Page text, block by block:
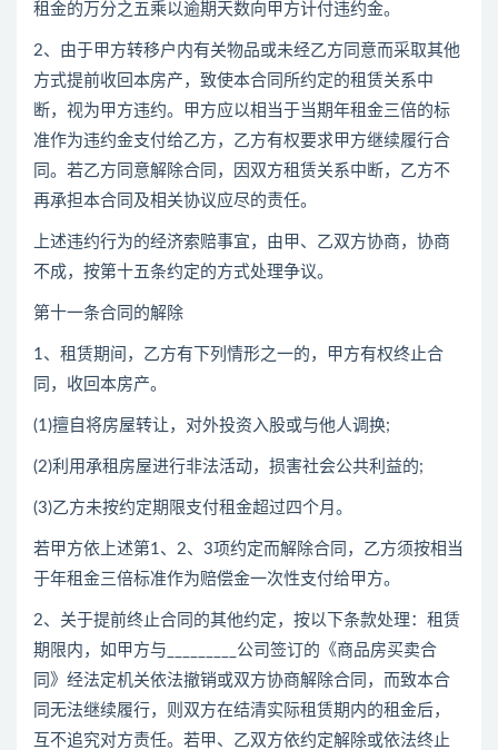
租金的万分之五乘以逾期天数向甲方计付违约金。
2、由于甲方转移户内有关物品或未经乙方同意而采取其他
方式提前收回本房产，致使本合同所约定的租赁关系中
断，视为甲方违约。甲方应以相当于当期年租金三倍的标
准作为违约金支付给乙方，乙方有权要求甲方继续履行合
同。若乙方同意解除合同，因双方租赁关系中断，乙方不
再承担本合同及相关协议应尽的责任。
上述违约行为的经济索赔事宜，由甲、乙双方协商，协商
不成，按第十五条约定的方式处理争议。
第十一条合同的解除
1、租赁期间，乙方有下列情形之一的，甲方有权终止合
同，收回本房产。
(1)擅自将房屋转让，对外投资入股或与他人调换;
(2)利用承租房屋进行非法活动，损害社会公共利益的;
(3)乙方未按约定期限支付租金超过四个月。
若甲方依上述第1、2、3项约定而解除合同，乙方须按相当
于年租金三倍标准作为赔偿金一次性支付给甲方。
2、关于提前终止合同的其他约定，按以下条款处理：租赁
期限内，如甲方与_________公司签订的《商品房买卖合
同》经法定机关依法撤销或双方协商解除合同，而致本合
同无法继续履行，则双方在结清实际租赁期内的租金后，
互不追究对方责任。若甲、乙双方依约定解除或依法终止